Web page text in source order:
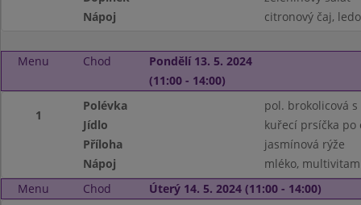
Nápoj
citronový čaj,
Menu Chod
Pondělí 13. 5. 2024
(11:00 - 14:00)
1
Polévka
pol. brokolicová s
Jídlo
kuřecí prsíčka po
Příloha
jasmínová rýže
Nápoj
mléko,
Menu
Chod Úterý 14. 5. 2024 (11:00 - 14:00)